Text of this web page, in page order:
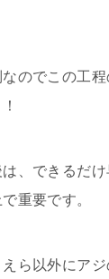
のでこの工
、できるだ
重要です。
ら以外にア